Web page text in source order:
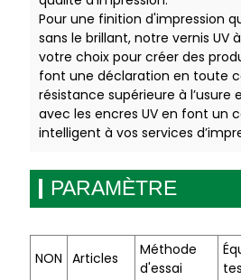
Pour une finition d'impression
sans le brillant, notre vernis UV
votre choix pour créer des
font une déclaration en toute
résistance supérieure à
avec les encres UV en font un
intelligent à vos services
PARAMÈTRE
NON Articles
Méthode
d'essai